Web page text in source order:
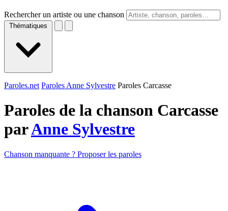
Rechercher un artiste ou une chanson
Thématiques
Paroles.net Paroles Anne Sylvestre Paroles Carcasse
Paroles de la chanson Carcasse
parAnne Sylvestre
Chanson manquante ? Proposer les paroles